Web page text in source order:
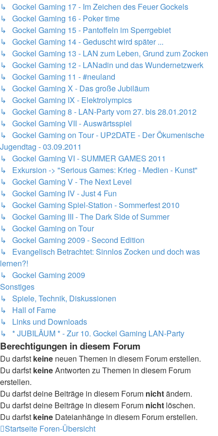
↳ Gockel Gaming 17 - Im Zeichen des Feuer Gockels
↳ Gockel Gaming 16 - Poker time
↳ Gockel Gaming 15 - Pantoffeln im Sperrgebiet
↳ Gockel Gaming 14 - Geduscht wird später ...
↳ Gockel Gaming 13 - LAN zum Leben, Grund zum Zocken
↳ Gockel Gaming 12 - LANadin und das Wundernetzwerk
↳ Gockel Gaming 11 - #neuland
↳ Gockel Gaming X - Das große Jubiläum
↳ Gockel Gaming IX - Elektrolympics
↳ Gockel Gaming 8 - LAN-Party vom 27. bis 28.01.2012
↳ Gockel Gaming VII - Auswärtsspiel
↳ Gockel Gaming on Tour - UP2DATE - Der Ökumenische
Jugendtag - 03.09.2011
↳ Gockel Gaming VI - SUMMER GAMES 2011
↳ Exkursion -> "Serious Games: Krieg - Medien - Kunst"
↳ Gockel Gaming V - The Next Level
↳ Gockel Gaming IV - Just 4 Fun
↳ Gockel Gaming Spiel-Station - Sommerfest 2010
↳ Gockel Gaming III - The Dark Side of Summer
↳ Gockel Gaming on Tour
↳ Gockel Gaming 2009 - Second Edition
↳ Evangelisch Betrachtet: Sinnlos Zocken und doch was
lernen?!
↳ Gockel Gaming 2009
Sonstiges
↳ Spiele, Technik, Diskussionen
↳ Hall of Fame
↳ Links und Downloads
↳ * JUBILÄUM * - Zur 10. Gockel Gaming LAN-Party
Berechtigungen in diesem Forum
Du darfst keine neuen Themen in diesem Forum erstellen.
Du darfst keineAntworten zu Themen in diesem Forum
erstellen.
Du darfst deine Beiträge in diesem Forum nichtändern.
Du darfst deine Beiträge in diesem Forum nicht löschen.
Du darfst keine Dateianhänge in diesem Forum erstellen.
Startseite Foren-Übersicht